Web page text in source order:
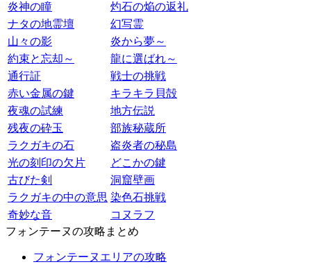
炎神の瞳
灼石の焔の返礼
ナタの地霊壇
幻写霊
山々の影
炎から夢～
約束と忘却～
龍に選ばれ～
通行証
戦士の挑戦
赤い金属の鍵
キラキラ貝殻
夜魂の試練
地方伝説
残夜の砕玉
部族秘蔵所
ラクガキの石
盗炎者の秘島
光の刻印の欠片
どこかの鍵
古びた剣
洞窟壁画
ラクガキの中の意思 染色石挑戦
奇妙な音
コヌラフ
フォンテーヌの攻略まとめ
フォンテーヌエリアの攻略